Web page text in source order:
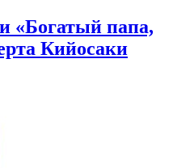
«Богатый папа,
Кийосаки